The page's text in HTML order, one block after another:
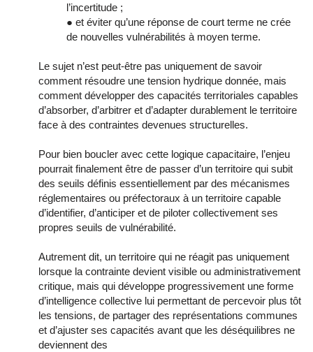
l’incertitude ;
● et éviter qu’une réponse de court terme ne crée
de nouvelles vulnérabilités à moyen terme.
Le sujet n’est peut-être pas uniquement de savoir
comment résoudre une tension hydrique donnée, mais
comment développer des capacités territoriales capables
d’absorber, d’arbitrer et d’adapter durablement le territoire
face à des contraintes devenues structurelles.
Pour bien boucler avec cette logique capacitaire, l’enjeu
pourrait finalement être de passer d’un territoire qui subit
des seuils définis essentiellement par des mécanismes
réglementaires ou préfectoraux à un territoire capable
d’identifier, d’anticiper et de piloter collectivement ses
propres seuils de vulnérabilité.
Autrement dit, un territoire qui ne réagit pas uniquement
lorsque la contrainte devient visible ou administrativement
critique, mais qui développe progressivement une forme
d’intelligence collective lui permettant de percevoir plus tôt
les tensions, de partager des représentations communes
et d’ajuster ses capacités avant que les déséquilibres ne
deviennent des